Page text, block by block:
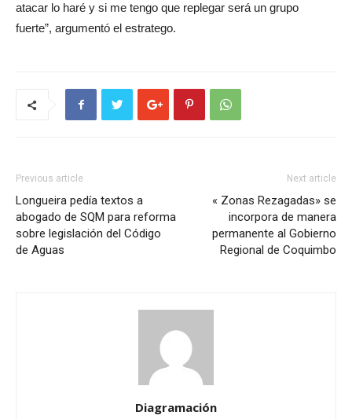
atacar lo haré y si me tengo que replegar será un grupo
fuerte”, argumentó el estratego.
Previous article
Longueira pedía textos a
abogado de SQM para reforma
sobre legislación del Código
de Aguas
Next article
« Zonas Rezagadas» se
incorpora de manera
permanente al Gobierno
Regional de Coquimbo
Diagramación